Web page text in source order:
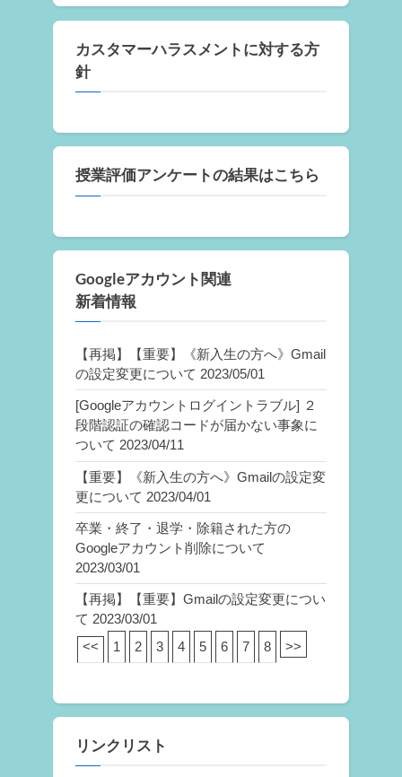
カスタマーハラスメントに対する方
針
授業評価アンケートの結果はこちら
Googleアカウント関連
新着情報
【再掲】【重要】《新入生の方へ》Gmail
の設定変更について 2023/05/01
[Googleアカウントログイントラブル] ２
段階認証の確認コードが届かない事象に
ついて 2023/04/11
【重要】《新入生の方へ》Gmailの設定変
更について 2023/04/01
卒業・終了・退学・除籍された方の
Googleアカウント削除について
2023/03/01
【再掲】【重要】Gmailの設定変更につい
て 2023/03/01
<<
1 2 3 4 5 6 7 8 >>
リンクリスト